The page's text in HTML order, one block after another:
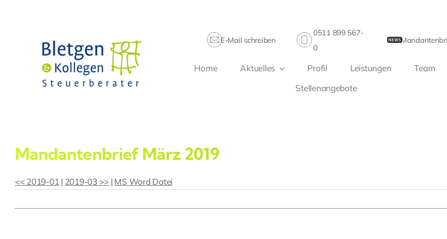
E-Mail schreiben
0511 899 567-
0
Home Aktuelles Profil Leistungen
Team
Stellenangebote
Mandantenbrief März 2019
<< 2019-01 | 2019-03 >> | MS Word Datei